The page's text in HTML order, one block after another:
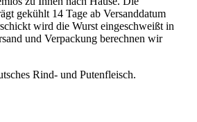
gekühlt 14 Tage ab Versanddatum
wird die Wurst eingeschweißt in
und Verpackung berechnen wir
Rind- und Putenfleisch.